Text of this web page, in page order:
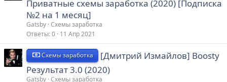
Приватные схемы заработка (2020) [Подписка
№2 на 1 месяц]
Gatsby Схемы заработка
Ответы 0 11 Апр 2021
Схемы заработка
[Дмитрий Измайлов] Boosty
Результат 3.0 (2020)
Gatsby Схемы заработка